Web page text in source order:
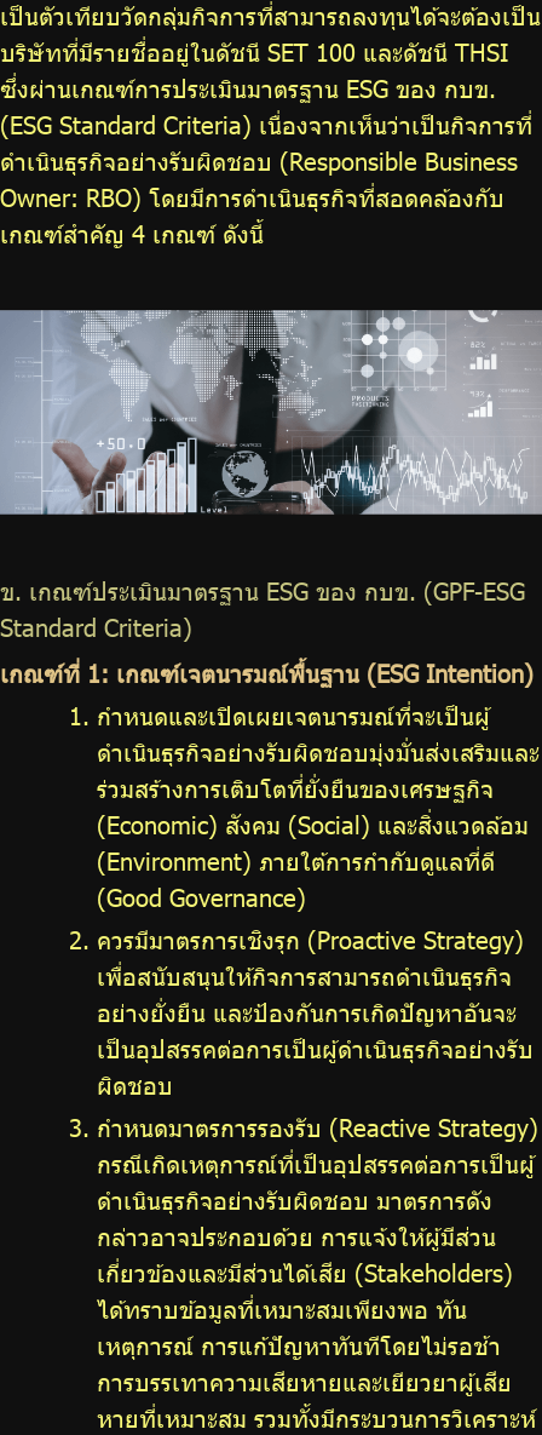
เป็นตัวเทียบวัดกลุ่มกิจการที่สามารถลงทุนได้จะต้องเป็น
บริษัทที่มีรายชื่ออยู่ในดัชนี SET 100 และดัชนี THSI
ซึ่งผ่านเกณฑ์การประเมินมาตรฐาน ESG ของ กบข.
(ESG Standard Criteria) เนื่องจากเห็นว่าเป็นกิจการที่
ดำเนินธุรกิจอย่างรับผิดชอบ (Responsible Business
Owner: RBO) โดยมีการดำเนินธุรกิจที่สอดคล้องกับ
เกณฑ์สำคัญ 4 เกณฑ์ ดังนี้
ข. เกณฑ์ประเมินมาตรฐาน ESG ของ กบข. (GPF-ESG
Standard Criteria)
เกณฑ์ที่ 1: เกณฑ์เจตนารมณ์พื้นฐาน (ESG Intention)
กำหนดและเปิดเผยเจตนารมณ์ที่จะเป็นผู้
ดำเนินธุรกิจอย่างรับผิดชอบมุ่งมั่นส่งเสริมและ
ร่วมสร้างการเติบโตที่ยั่งยืนของเศรษฐกิจ
(Economic) สังคม (Social) และสิ่งแวดล้อม
(Environment) ภายใต้การกำกับดูแลที่ดี
(Good Governance)
ควรมีมาตรการเชิงรุก (Proactive Strategy)
เพื่อสนับสนุนให้กิจการสามารถดำเนินธุรกิจ
อย่างยั่งยืน และป้องกันการเกิดปัญหาอันจะ
เป็นอุปสรรคต่อการเป็นผู้ดำเนินธุรกิจอย่างรับ
ผิดชอบ
กำหนดมาตรการรองรับ (Reactive Strategy)
กรณีเกิดเหตุการณ์ที่เป็นอุปสรรคต่อการเป็นผู้
ดำเนินธุรกิจอย่างรับผิดชอบ มาตรการดัง
กล่าวอาจประกอบด้วย การแจ้งให้ผู้มีส่วน
เกี่ยวข้องและมีส่วนได้เสีย (Stakeholders)
ได้ทราบข้อมูลที่เหมาะสมเพียงพอ ทัน
เหตุการณ์ การแก้ปัญหาทันทีโดยไม่รอช้า
การบรรเทาความเสียหายและเยียวยาผู้เสีย
หายที่เหมาะสม รวมทั้งมีกระบวนการวิเคราะห์